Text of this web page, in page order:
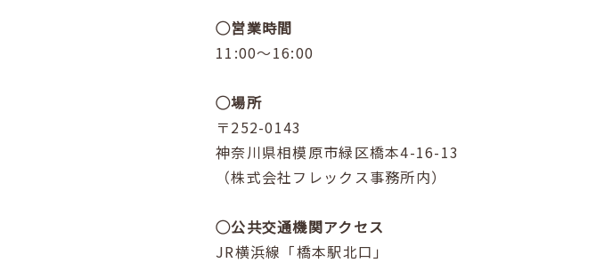
◯営業時間
11:00～16:00
◯場所
〒252-0143
神奈川県相模原市緑区橋本4-16-13
（株式会社フレックス事務所内）
◯公共交通機関アクセス
JR横浜線「橋本駅北口」